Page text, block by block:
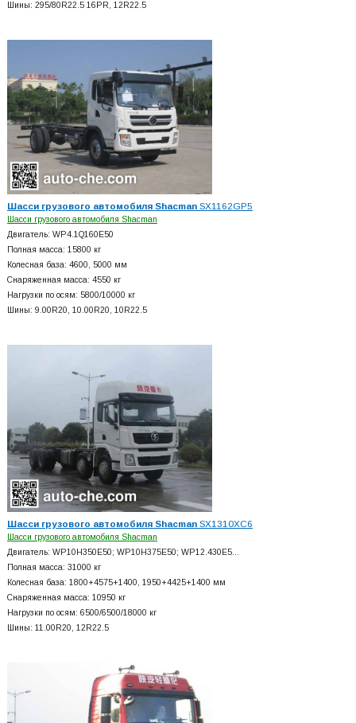
Шины: 295/80R22.5 16PR, 12R22.5
Шасси грузового автомобиля ShacmanSX1162GP5
Шасси грузового автомобиля Shacman
Двигатель: WP4.1Q160E50
Полная масса: 15800 кг
Колесная база: 4600, 5000 мм
Снаряженная масса: 4550 кг
Нагрузки по осям: 5800/10000 кг
Шины: 9.00R20, 10.00R20, 10R22.5
Шасси грузового автомобиля ShacmanSX1310XC6
Шасси грузового автомобиля Shacman
Двигатель: WP10H350E50; WP10H375E50; WP12.430E5…
Полная масса: 31000 кг
Колесная база: 1800+4575+1400, 1950+4425+1400 мм
Снаряженная масса: 10950 кг
Нагрузки по осям: 6500/6500/18000 кг
Шины: 11.00R20, 12R22.5